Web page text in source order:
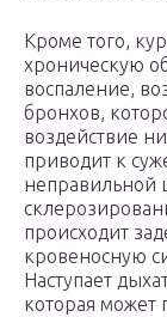
Кроме того,
хроническую
воспаление,
бронхов,
воздействие
приводит к
неправильной
происходит
кровеносную
Наступает
которая может